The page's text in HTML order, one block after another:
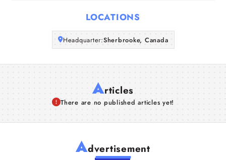
LOCATIONS
Headquarter:Sherbrooke, Canada
Articles
There are no published articles yet!
Advertisement